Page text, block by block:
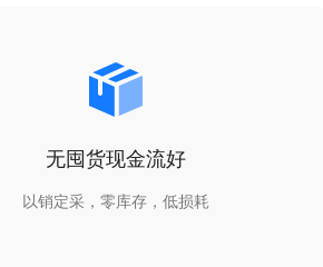
无囤货现金流好
以销定采，零库存，低损耗